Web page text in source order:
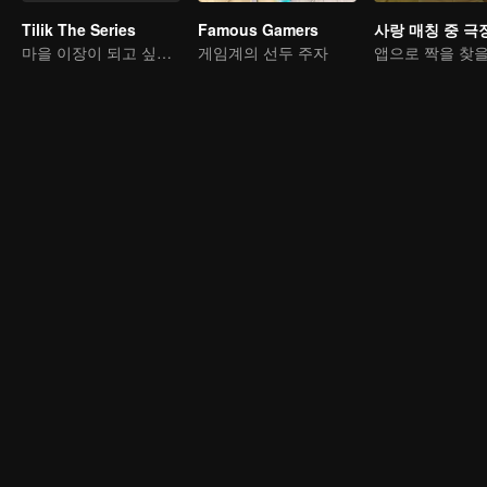
Tilik The Series
마을 이장이 되고 싶은 남편을 도와준다
Famous Gamers
게임계의 선두 주자
사랑 매칭 중 극